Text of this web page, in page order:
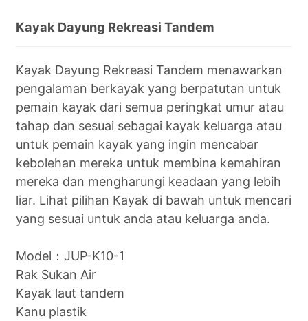
Kayak Dayung Rekreasi Tandem
Kayak Dayung Rekreasi Tandem menawarkan
pengalaman berkayak yang berpatutan untuk
pemain kayak dari semua peringkat umur atau
tahap dan sesuai sebagai kayak keluarga atau
untuk pemain kayak yang ingin mencabar
kebolehan mereka untuk membina kemahiran
mereka dan mengharungi keadaan yang lebih
liar. Lihat pilihan Kayak di bawah untuk mencari
yang sesuai untuk anda atau keluarga anda.
Model：JUP-K10-1
Rak Sukan Air
Kayak laut tandem
Kanu plastik